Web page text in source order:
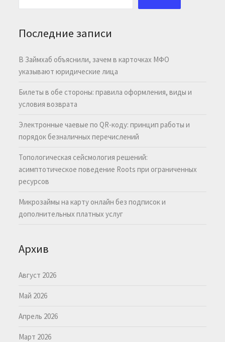
Последние записи
В Займхаб объяснили, зачем в карточках МФО
указывают юридические лица
Билеты в обе стороны: правила оформления, виды и
условия возврата
Электронные чаевые по QR-коду: принцип работы и
порядок безналичных перечислений
Топологическая сейсмология решений:
асимптотическое поведение Roots при ограниченных
ресурсов
Микрозаймы на карту онлайн без подписок и
дополнительных платных услуг
Архив
Август 2026
Май 2026
Апрель 2026
Март 2026